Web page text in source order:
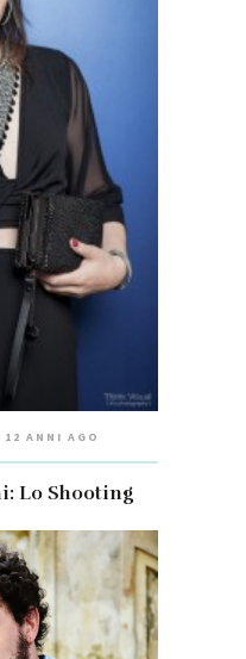
12 ANNI AGO
Lo Shooting